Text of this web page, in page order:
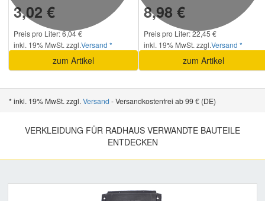
3,02 €
Preis pro Liter: 6,04 €
inkl. 19% MwSt. zzgl.Versand *
zum Artikel
8,98 €
Preis pro Liter: 22,45 €
inkl. 19% MwSt. zzgl.Versand *
zum Artikel
* inkl. 19% MwSt. zzgl. Versand - Versandkostenfrei ab 99 € (DE)
VERKLEIDUNG FÜR RADHAUS VERWANDTE BAUTEILE
ENTDECKEN